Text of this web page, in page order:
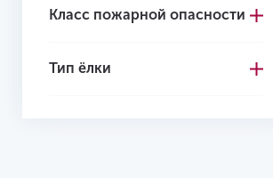
Класс пожарной опасности
Тип ёлки